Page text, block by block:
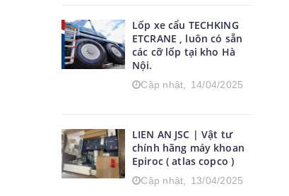
Lốp xe cẩu TECHKING
ETCRANE , luôn có sẵn
các cỡ lốp tại kho Hà
Nội.
Cập nhật, 14/04/2025
LIEN AN JSC | Vật tư
chính hãng máy khoan
Epiroc ( atlas copco )
Cập nhật, 13/04/2025